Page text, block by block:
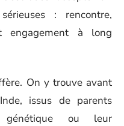
: rencontre,
engagement à long
On y trouve avant
issus de parents
génétique ou leur